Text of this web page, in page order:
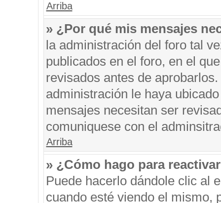
Arriba
» ¿Por qué mis mensajes
la administración del foro tal
publicados en el foro, en el
revisados antes de
administración le haya
mensajes necesitan ser
comuniquese con el
Arriba
» ¿Cómo hago para
Puede hacerlo dándole clic al
cuando esté viendo el mismo,